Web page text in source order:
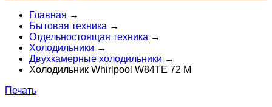
Главная →
Бытовая техника →
Отдельностоящая техника →
Холодильники →
Двухкамерные холодильники →
Холодильник Whirlpool W84TE 72 M
Печать